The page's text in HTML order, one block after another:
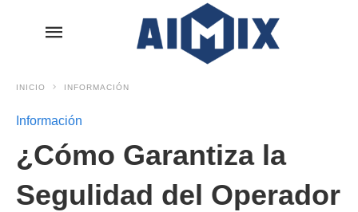
INICIO INFORMACIÓN
Información
¿Cómo Garantiza la
Segulidad del Operador